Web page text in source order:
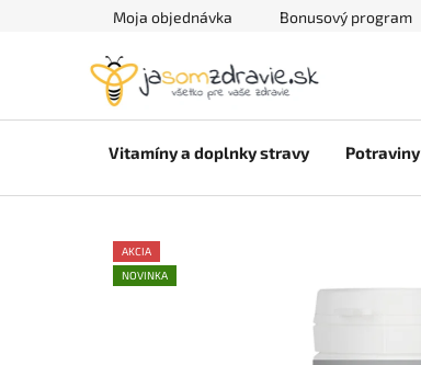
Moja objednávka Bonusový program
Vitamíny a doplnky stravy Potraviny
AKCIA
NOVINKA